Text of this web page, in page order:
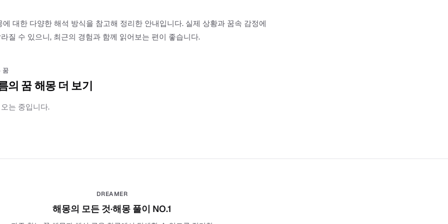
에 대한 다양한 해석 방식을 참고해 정리한 안내입니다. 실제 상황과 꿈속 감정에
질 수 있으니, 최근의 경험과 함께 읽어보는 편이 좋습니다.
꿈
의 꿈 해몽 더 보기
는 중입니다.
DREAMER
해몽의 모든 것·해몽 풀이 NO.1